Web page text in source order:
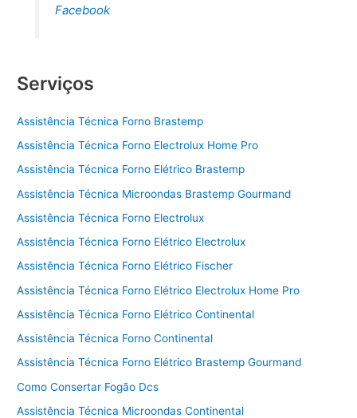
Facebook
Serviços
Assistência Técnica Forno Brastemp
Assistência Técnica Forno Electrolux Home Pro
Assistência Técnica Forno Elétrico Brastemp
Assistência Técnica Microondas Brastemp Gourmand
Assistência Técnica Forno Electrolux
Assistência Técnica Forno Elétrico Electrolux
Assistência Técnica Forno Elétrico Fischer
Assistência Técnica Forno Elétrico Electrolux Home Pro
Assistência Técnica Forno Elétrico Continental
Assistência Técnica Forno Continental
Assistência Técnica Forno Elétrico Brastemp Gourmand
Como Consertar Fogão Dcs
Assistência Técnica Microondas Continental